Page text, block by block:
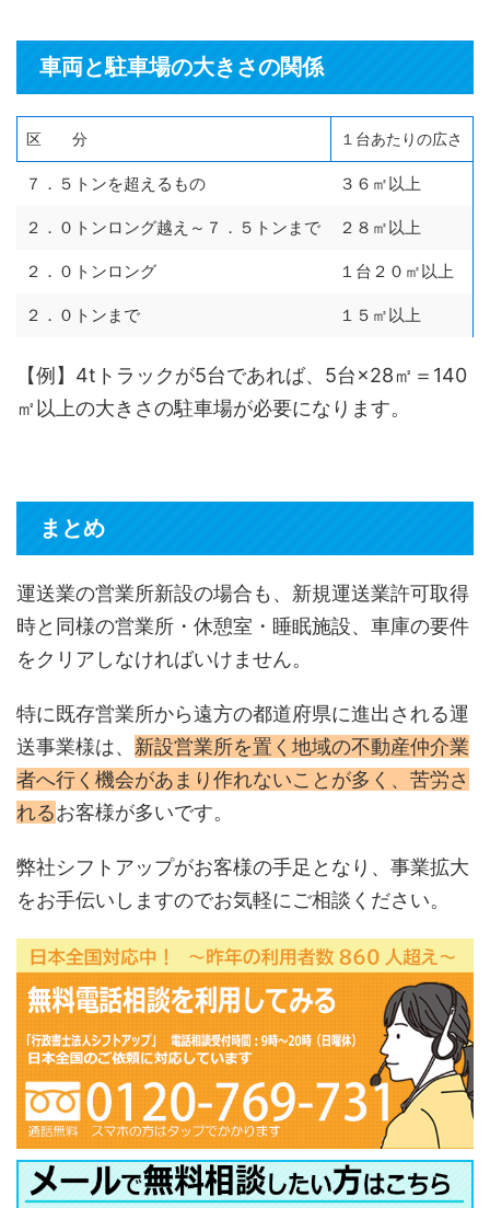
車両と駐車場の大きさの関係
区 分 １台あたりの広さ
７．５トンを超えるもの ３６㎡以上
２．０トンロング越え～７．５トンまで ２８㎡以上
２．０トンロング １台２０㎡以上
２．０トンまで １５㎡以上
【例】4tトラックが5台であれば、5台×28㎡＝140
㎡以上の大きさの駐車場が必要になります。
まとめ
運送業の営業所新設の場合も、新規運送業許可取得
時と同様の営業所・休憩室・睡眠施設、車庫の要件
をクリアしなければいけません。
特に既存営業所から遠方の都道府県に進出される運
送事業様は、 新設営業所を置く地域の不動産仲介業
者へ行く機会があまり作れないことが多く、苦労さ
れるお客様が多いです。
弊社シフトアップがお客様の手足となり、事業拡大
をお手伝いしますのでお気軽にご相談ください。